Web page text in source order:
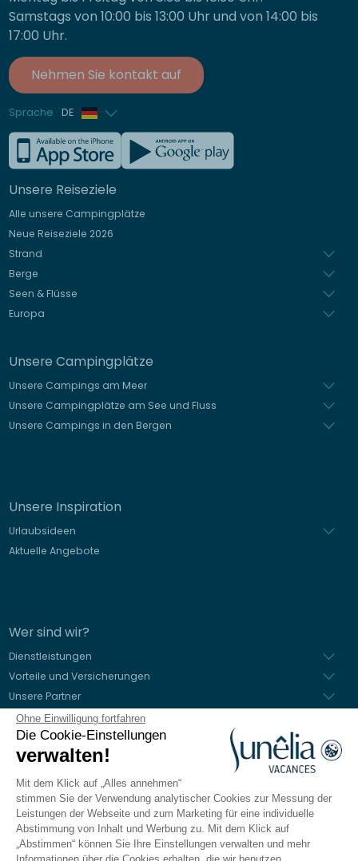
Ohne Einwilligung fortfahren
Die Cookie-Einstellungen
verwalten!
Mit dem Klick auf „Alles annehmen“
stimmen Sie der Verwendung analytischer Cookies zur Messung der
Leistungen der Webseite und zum Marketing für eine individuelle
Abstimmung von Inhalt und Werbung zu. Mit dem Klick auf
„Abstimmen“ können Sie Ihre Einstellungen verwalten und mehr
Samstags von 10:00 bis 13:00 Uhr und von 14:00 bis
17:00 Uhr.
Nehmen Sie kontakt auf
Sprache DE
Französisch
Englisch
Italienisch
Spanisch
Unsere Reiseziele
Alle unsere Campingplätze
Neue Reiseziele 2026
Strand
Berge
Seen & Flüsse
Europa
Unsere Campingplätze
Unsere Campings am Meer
Unsere Campingplätze am See und Fluss
Unsere Campings in den Bergen
Unsere Inspiration
Urlaubsideen
Aktuelle Angebote
Wer sind wir?
Dienstleistungen
Vorteile und Versicherungen
Unsere Partner
Alle unsere Campingplätze sind beschriftet
Sichere Bezahlung